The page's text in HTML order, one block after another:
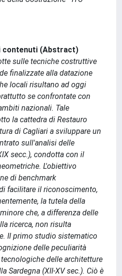
contenuti (Abstract)
sulle tecniche costruttive
finalizzate alla datazione
locali risultano ad oggi
se confrontate con
nazionali. Tale
la cattedra di Restauro
di Cagliari a sviluppare un
sull'analisi delle
secc.), condotta con il
L'obiettivo
di benchmark
facilitare il riconoscimento,
la tutela della
che, a differenza delle
ricerca, non risulta
Il primo studio sistematico
delle peculiarità
delle architetture
Sardegna (XII-XV sec.). Ciò è